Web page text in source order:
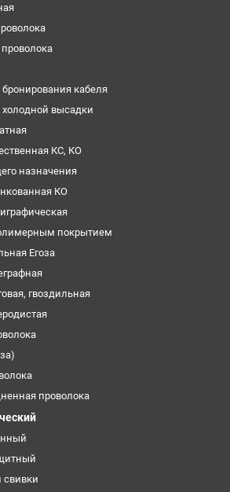
кабеля
высадки
КС, КО
назначения
КО
покрытием
Егоза
гвоздильная
проволока
свивки